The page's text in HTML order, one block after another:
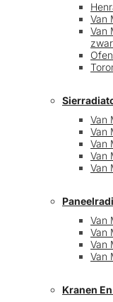
Van
Van
Van
Van
Van
Van
Van
Van
Van
Van
Van
Kranen